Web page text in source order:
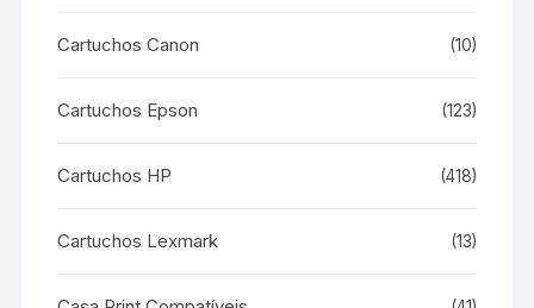
Cartuchos Canon (10)
Cartuchos Epson (123)
Cartuchos HP (418)
Cartuchos Lexmark (13)